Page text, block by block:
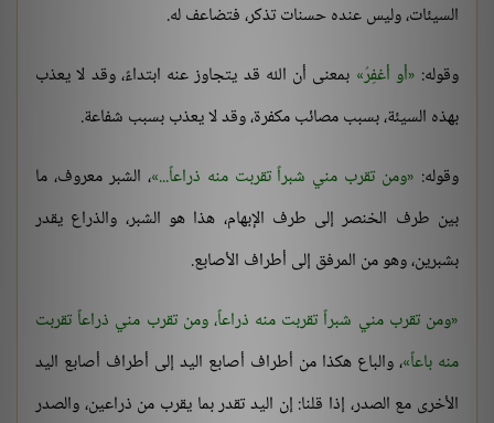
السيئات، وليس عنده حسنات تذكر، فتضاعف له.
وقوله: أو أغفِرُ بمعنى أن الله قد يتجاوز عنه ابتداءً، وقد لا يعذب
بهذه السيئة، بسبب مصائب مكفرة، وقد لا يعذب بسبب شفاعة.
وقوله: ومن تقرب مني شبراً تقربت منه ذراعاً... ، الشبر معروف، ما
بين طرف الخنصر إلى طرف الإبهام، هذا هو الشبر، والذراع يقدر
بشبرين، وهو من المرفق إلى أطراف الأصابع.
ومن تقرب مني شبراً تقربت منه ذراعاً، ومن تقرب مني ذراعاً تقربت
منه باعاً ، والباع هكذا من أطراف أصابع اليد إلى أطراف أصابع اليد
الأخرى مع الصدر، إذا قلنا: إن اليد تقدر بما يقرب من ذراعين، والصدر